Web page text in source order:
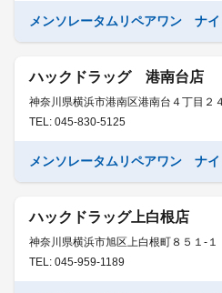
メンソレータムリペアワン ナ
ハックドラッグ 港南台店
神奈川県横浜市港南区港南台４丁目２
TEL: 045-830-5125
メンソレータムリペアワン ナ
ハックドラッグ上白根店
神奈川県横浜市旭区上白根町８５１-１
TEL: 045-959-1189